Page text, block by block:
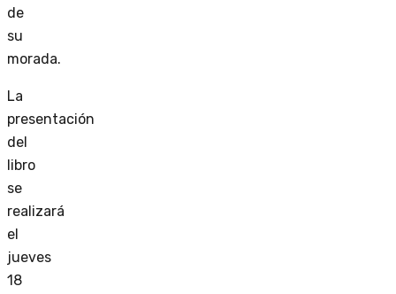
de
su
morada.
La
presentación
del
libro
se
realizará
el
jueves
18